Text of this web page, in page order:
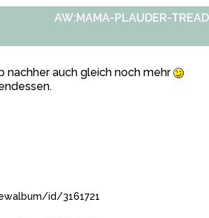
AW:MAMA-PLAUDER-TREAD
nachher auch gleich noch mehr
id/3161721